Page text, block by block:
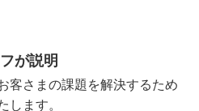
が説明
客さまの課題を解決するため
します。